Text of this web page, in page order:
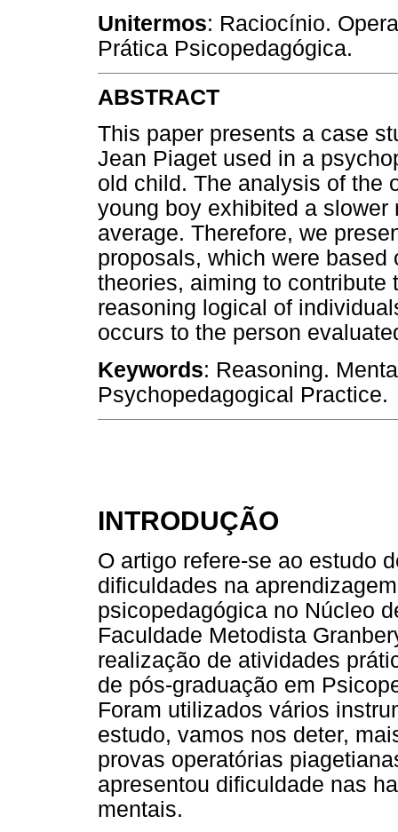
Unitermos: Raciocínio.
Prática Psicopedagógica.
ABSTRACT
This paper presents a case
Jean Piaget used in a
old child. The analysis of the
young boy exhibited a
average. Therefore, we
proposals, which were
theories, aiming to contribute
reasoning logical of
occurs to the person
Keywords: Reasoning.
Psychopedagogical Practice.
INTRODUÇÃO
O artigo refere-se ao estudo
dificuldades na
psicopedagógica no Núcleo
Faculdade Metodista
realização de atividades
de pós-graduação em
Foram utilizados vários
estudo, vamos nos deter,
provas operatórias
apresentou dificuldade nas
mentais.